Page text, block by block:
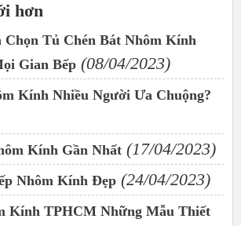
hơn
Chọn Tủ Chén Bát Nhôm Kính
Gian Bếp (08/04/2023)
Kính Nhiều Người Ưa Chuộng?
Kính Gần Nhất (17/04/2023)
Nhôm Kính Đẹp (24/04/2023)
Kính TPHCM Những Mẫu Thiết